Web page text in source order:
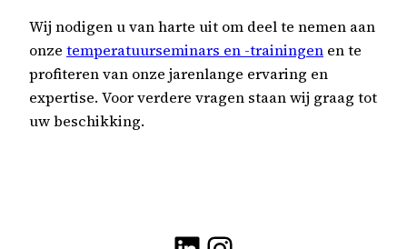
Wij nodigen u van harte uit om deel te nemen aan
onze temperatuurseminars en -trainingen en te
profiteren van onze jarenlange ervaring en
expertise. Voor verdere vragen staan wij graag tot
uw beschikking.